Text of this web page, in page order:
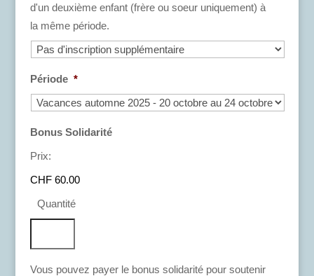
d'un deuxième enfant (frère ou soeur uniquement) à
la même période.
Période *
Bonus SolidaritéQuantité
Prix:
CHF 60.00
Quantité
Vous pouvez payer le bonus solidarité pour soutenir